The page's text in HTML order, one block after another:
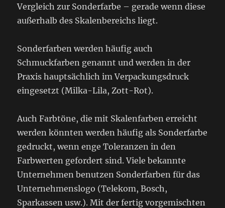
Vergleich zur Sonderfarbe – gerade wenn diese
außerhalb des Skalenbereichs liegt.
Sonderfarben werden häufig auch
Schmuckfarben genannt und werden in der
Praxis hauptsächlich im Verpackungsdruck
eingesetzt (Milka-Lila, Zott-Rot).
Auch Farbtöne, die mit Skalenfarben erreicht
werden könnten werden häufig als Sonderfarbe
gedruckt, wenn enge Toleranzen in den
Farbwerten gefordert sind. Viele bekannte
Unternehmen benutzen Sonderfarben für das
Unternehmenslogo (Telekom, Bosch,
Sparkassen usw.). Mit der fertig vorgemischten